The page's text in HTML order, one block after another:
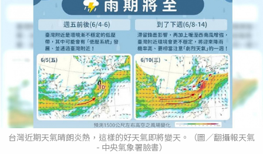
台灣近期天氣晴朗炎熱，這樣的好天氣即將變天。（圖／翻攝報天氣
- 中央氣象署臉書）